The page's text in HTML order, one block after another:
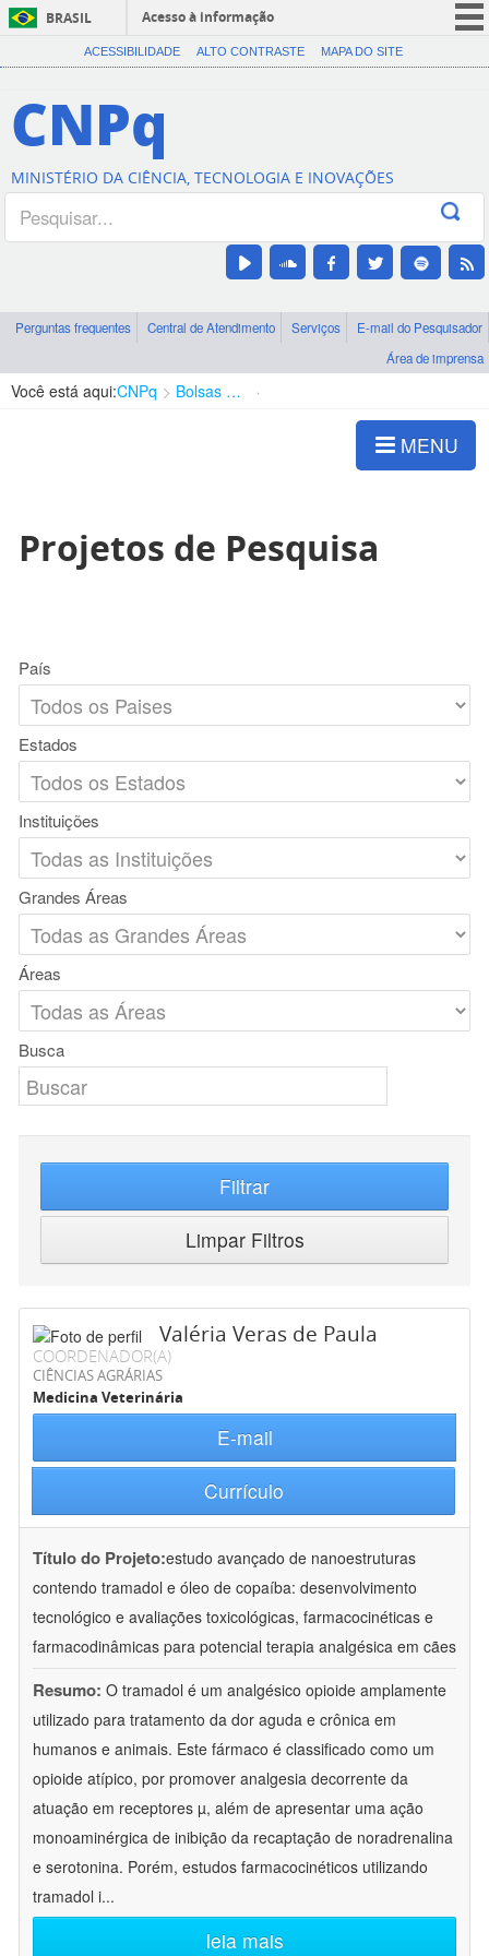
BRASIL
Acesso à informação
CORONAVÍRUS (COVID-19)
Canais
ACESSIBILIDADE ALTO CONTRASTE MAPA DO SITE
CNPq
MINISTÉRIO DA CIÊNCIA, TECNOLOGIA E INOVAÇÕES
Perguntas frequentes Central de Atendimento Serviços
E-mail do Pesquisador
Área de imprensa
Você está aqui:CNPq Bolsas e Auxílios Vigentes
MENU
Projetos de Pesquisa
País
Estados
Instituições
Grandes Áreas
Áreas
Busca
Filtrar
Limpar Filtros
Valéria Veras de Paula
COORDENADOR(A)
CIÊNCIAS AGRÁRIAS
Medicina Veterinária
E-mail
Currículo
Título do Projeto:estudo avançado de nanoestruturas
contendo tramadol e óleo de copaíba: desenvolvimento
tecnológico e avaliações toxicológicas, farmacocinéticas e
farmacodinâmicas para potencial terapia analgésica em cães
Resumo: O tramadol é um analgésico opioide amplamente
utilizado para tratamento da dor aguda e crônica em
humanos e animais. Este fármaco é classificado como um
opioide atípico, por promover analgesia decorrente da
atuação em receptores µ, além de apresentar uma ação
monoaminérgica de inibição da recaptação de noradrenalina
e serotonina. Porém, estudos farmacocinéticos utilizando
tramadol i...
leia mais